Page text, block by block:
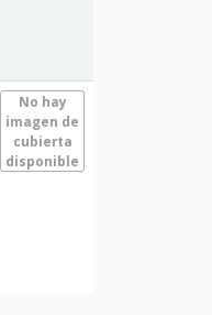
No hay
imagen de
cubierta
disponible